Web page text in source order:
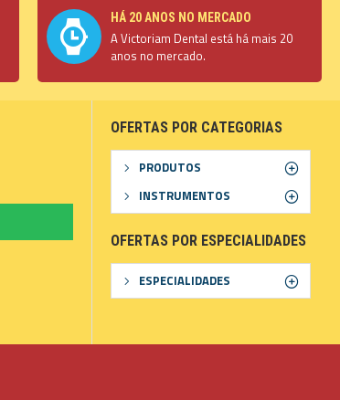
HÁ 20 ANOS NO MERCADO
A Victoriam Dental está há mais 20
anos no mercado.
OFERTAS POR CATEGORIAS
PRODUTOS
INSTRUMENTOS
OFERTAS POR ESPECIALIDADES
ESPECIALIDADES